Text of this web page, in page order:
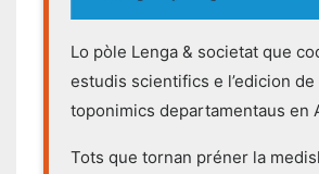
Lo pòle Lenga & societat que
estudis scientifics e l’edicion
toponimics departamentaus en
Tots que tornan préner la